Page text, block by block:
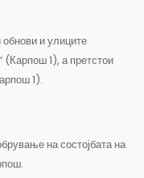
и улиците
(Карпош 1), а претстои
1).
на состојбата на